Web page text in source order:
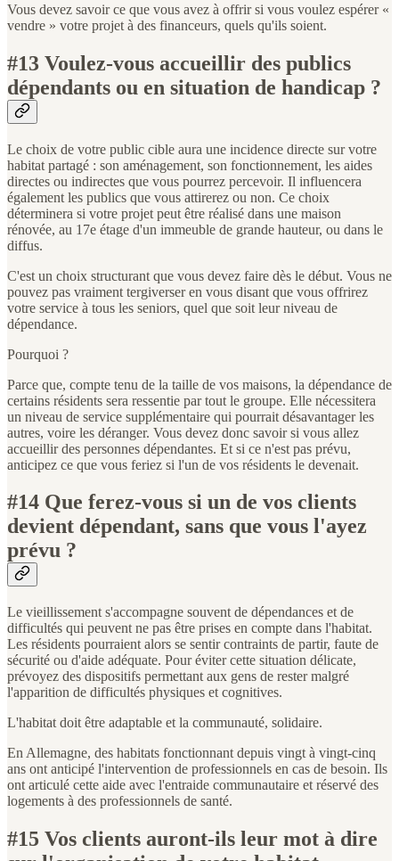
Vous devez savoir ce que vous avez à offrir si vous voulez espérer «
vendre » votre projet à des financeurs, quels qu'ils soient.
#13 Voulez-vous accueillir des publics
dépendants ou en situation de handicap ?
Le choix de votre public cible aura une incidence directe sur votre
habitat partagé : son aménagement, son fonctionnement, les aides
directes ou indirectes que vous pourrez percevoir. Il influencera
également les publics que vous attirerez ou non. Ce choix
déterminera si votre projet peut être réalisé dans une maison
rénovée, au 17e étage d'un immeuble de grande hauteur, ou dans le
diffus.
C'est un choix structurant que vous devez faire dès le début. Vous ne
pouvez pas vraiment tergiverser en vous disant que vous offrirez
votre service à tous les seniors, quel que soit leur niveau de
dépendance.
Pourquoi ?
Parce que, compte tenu de la taille de vos maisons, la dépendance de
certains résidents sera ressentie par tout le groupe. Elle nécessitera
un niveau de service supplémentaire qui pourrait désavantager les
autres, voire les déranger. Vous devez donc savoir si vous allez
accueillir des personnes dépendantes. Et si ce n'est pas prévu,
anticipez ce que vous feriez si l'un de vos résidents le devenait.
#14 Que ferez-vous si un de vos clients
devient dépendant, sans que vous l'ayez
prévu ?
Le vieillissement s'accompagne souvent de dépendances et de
difficultés qui peuvent ne pas être prises en compte dans l'habitat.
Les résidents pourraient alors se sentir contraints de partir, faute de
sécurité ou d'aide adéquate. Pour éviter cette situation délicate,
prévoyez des dispositifs permettant aux gens de rester malgré
l'apparition de difficultés physiques et cognitives.
L'habitat doit être adaptable et la communauté, solidaire.
En Allemagne, des habitats fonctionnant depuis vingt à vingt-cinq
ans ont anticipé l'intervention de professionnels en cas de besoin. Ils
ont articulé cette aide avec l'entraide communautaire et réservé des
logements à des professionnels de santé.
#15 Vos clients auront-ils leur mot à dire